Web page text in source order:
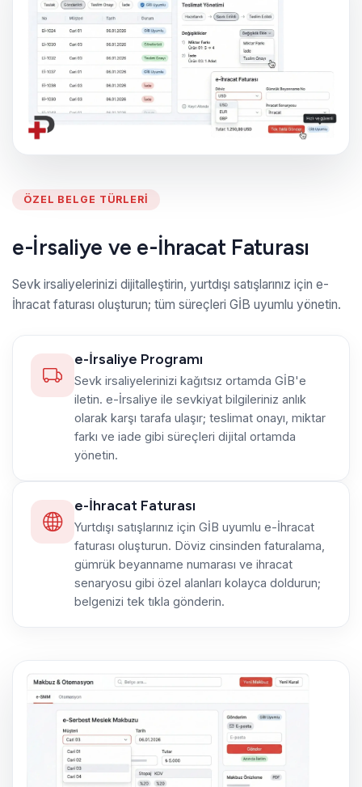
ÖZEL BELGE TÜRLERI
e-İrsaliye ve e-İhracat Faturası
Sevk irsaliyelerinizi dijitalleştirin, yurtdışı satışlarınız için e-
İhracat faturası oluşturun; tüm süreçleri GİB uyumlu yönetin.
e-İrsaliye Programı
Sevk irsaliyelerinizi kağıtsız ortamda GİB'e
iletin. e-İrsaliye ile sevkiyat bilgileriniz anlık
olarak karşı tarafa ulaşır; teslimat onayı, miktar
farkı ve iade gibi süreçleri dijital ortamda
yönetin.
e-İhracat Faturası
Yurtdışı satışlarınız için GİB uyumlu e-İhracat
faturası oluşturun. Döviz cinsinden faturalama,
gümrük beyanname numarası ve ihracat
senaryosu gibi özel alanları kolayca doldurun;
belgenizi tek tıkla gönderin.